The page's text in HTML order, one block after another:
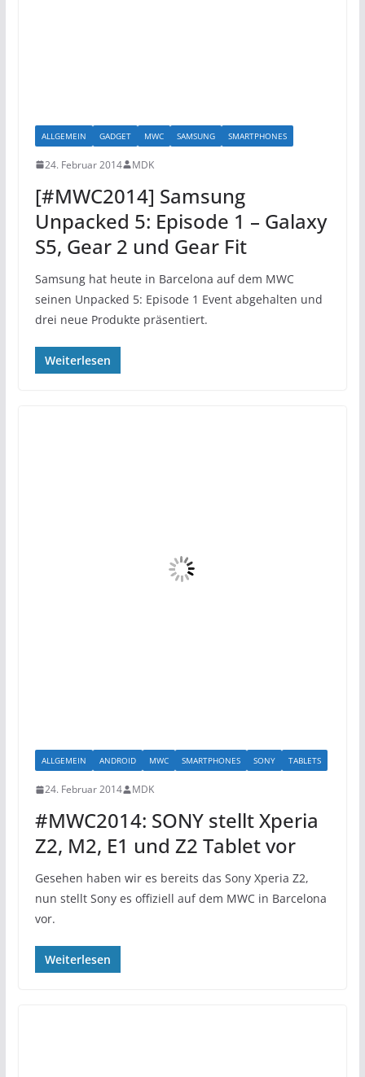
ALLGEMEIN GADGET MWC SAMSUNG SMARTPHONES
24. Februar 2014 MDK
[#MWC2014] Samsung
Unpacked 5: Episode 1 – Galaxy
S5, Gear 2 und Gear Fit
Samsung hat heute in Barcelona auf dem MWC
seinen Unpacked 5: Episode 1 Event abgehalten und
drei neue Produkte präsentiert.
Weiterlesen
ALLGEMEIN ANDROID MWC SMARTPHONES SONY TABLETS
24. Februar 2014 MDK
#MWC2014: SONY stellt Xperia
Z2, M2, E1 und Z2 Tablet vor
Gesehen haben wir es bereits das Sony Xperia Z2,
nun stellt Sony es offiziell auf dem MWC in Barcelona
vor.
Weiterlesen